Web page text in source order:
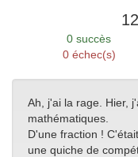
0 succès
0 échec(s)
Ah, j'ai la rage. Hier,
mathématiques.
D'une fraction !
une quiche de